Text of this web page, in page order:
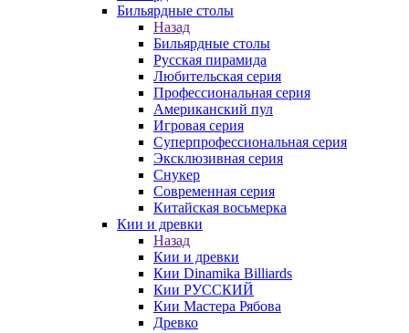
Бильярдные столы
Назад
Бильярдные столы
Русская пирамида
Любительская серия
Профессиональная серия
Американский пул
Игровая серия
Суперпрофессиональная серия
Эксклюзивная серия
Снукер
Современная серия
Китайская восьмерка
Кии и древки
Назад
Кии и древки
Кии Dinamika Billiards
Кии РУССКИЙ
Кии Мастера Рябова
Древко